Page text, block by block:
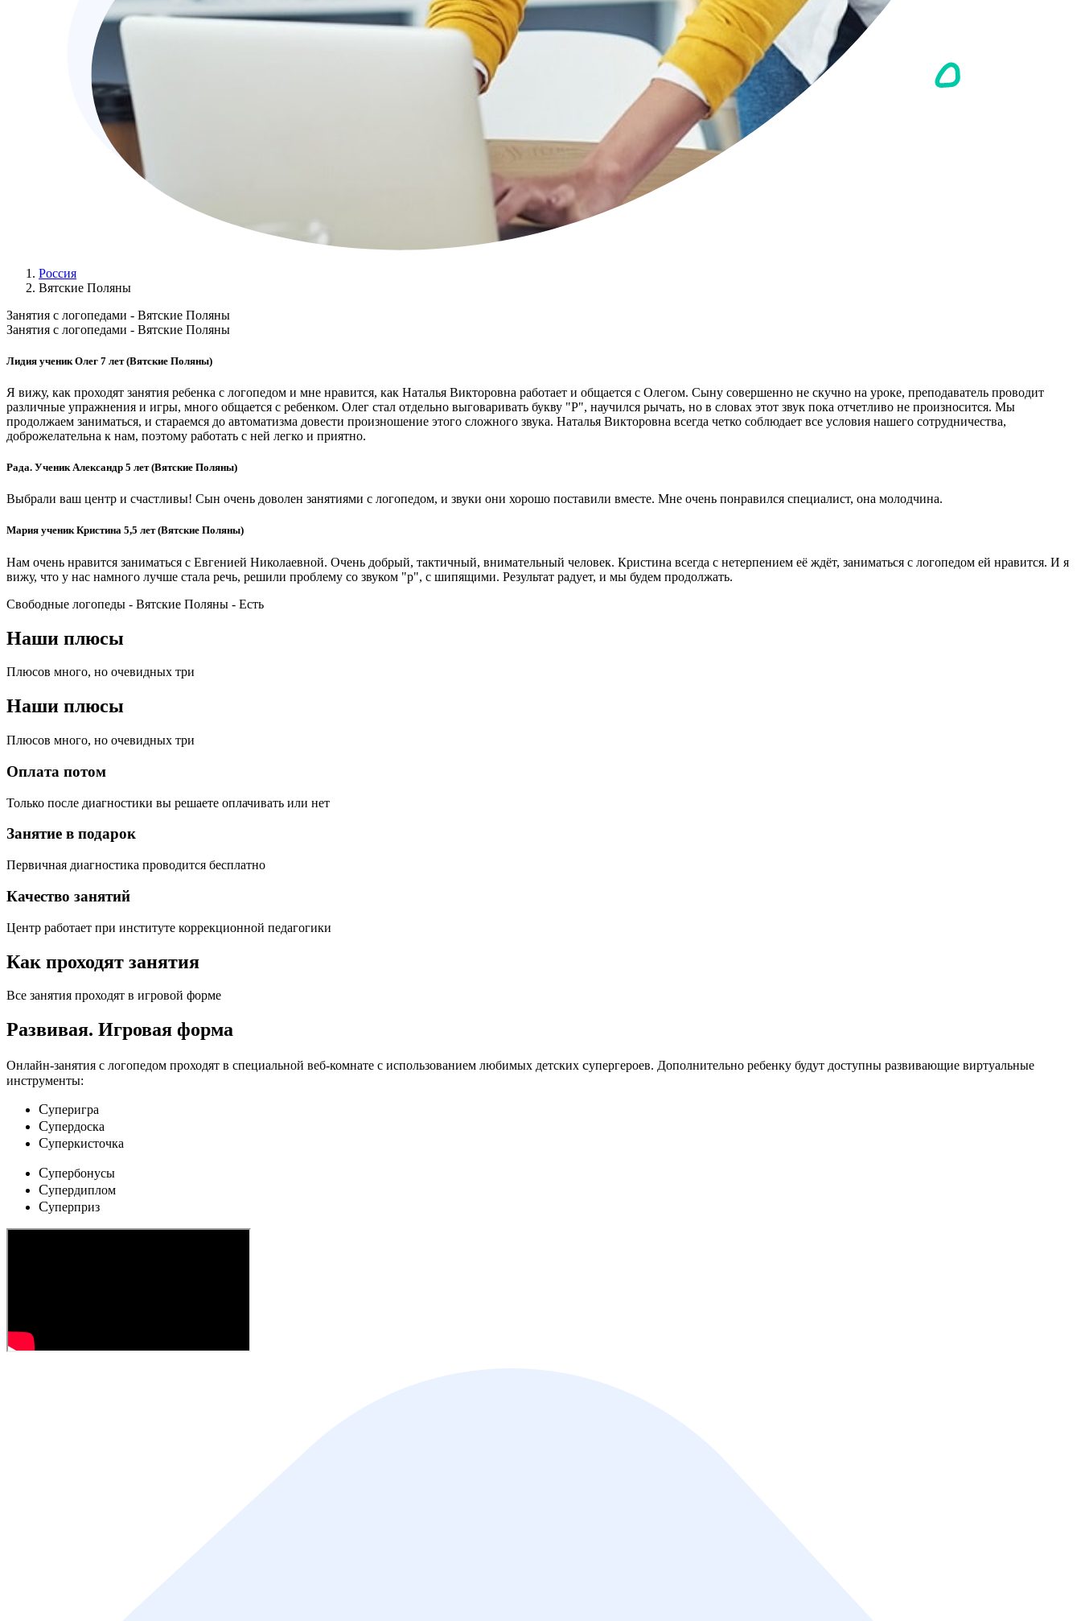
Россия
Вятские Поляны
Занятия с логопедами - Вятские Поляны
Занятия с логопедами - Вятские Поляны
Лидия ученик Олег 7 лет (Вятские Поляны)
Я вижу, как проходят занятия ребенка с логопедом и мне нравится, как Наталья Викторовна работает и общается с Олегом. Сыну совершенно не скучно на уроке, преподаватель проводит
различные упражнения и игры, много общается с ребенком. Олег стал отдельно выговаривать букву "Р", научился рычать, но в словах этот звук пока отчетливо не произносится. Мы
продолжаем заниматься, и стараемся до автоматизма довести произношение этого сложного звука. Наталья Викторовна всегда четко соблюдает все условия нашего сотрудничества,
доброжелательна к нам, поэтому работать с ней легко и приятно.
Рада. Ученик Александр 5 лет (Вятские Поляны)
Выбрали ваш центр и счастливы! Сын очень доволен занятиями с логопедом, и звуки они хорошо поставили вместе. Мне очень понравился специалист, она молодчина.
Мария ученик Кристина 5,5 лет (Вятские Поляны)
Нам очень нравится заниматься с Евгенией Николаевной. Очень добрый, тактичный, внимательный человек. Кристина всегда с нетерпением её ждёт, заниматься с логопедом ей нравится. И я
вижу, что у нас намного лучше стала речь, решили проблему со звуком "р", с шипящими. Результат радует, и мы будем продолжать.
Свободные логопеды - Вятские Поляны - Есть
Наши плюсы
Плюсов много, но очевидных три
Наши плюсы
Плюсов много, но очевидных три
Оплата потом
Только после диагностики вы решаете оплачивать или нет
Занятие в подарок
Первичная диагностика проводится бесплатно
Качество занятий
Центр работает при институте коррекционной педагогики
Как проходят занятия
Все занятия проходят в игровой форме
Развивая. Игровая форма
Онлайн-занятия с логопедом проходят в специальной веб-комнате с использованием любимых детских cупергероев. Дополнительно ребенку будут доступны развивающие виртуальные
инструменты:
Cуперигра
Cупердоска
Cуперкисточка
Cупербонусы
Cупердиплом
Cуперприз